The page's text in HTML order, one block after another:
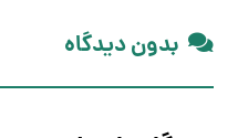
بدون دیدگاه